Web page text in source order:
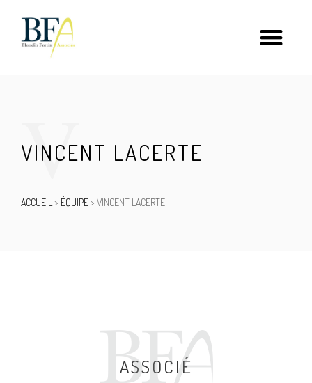
V
VINCENT LACERTE
ACCUEIL > ÉQUIPE > VINCENT LACERTE
ASSOCIÉ